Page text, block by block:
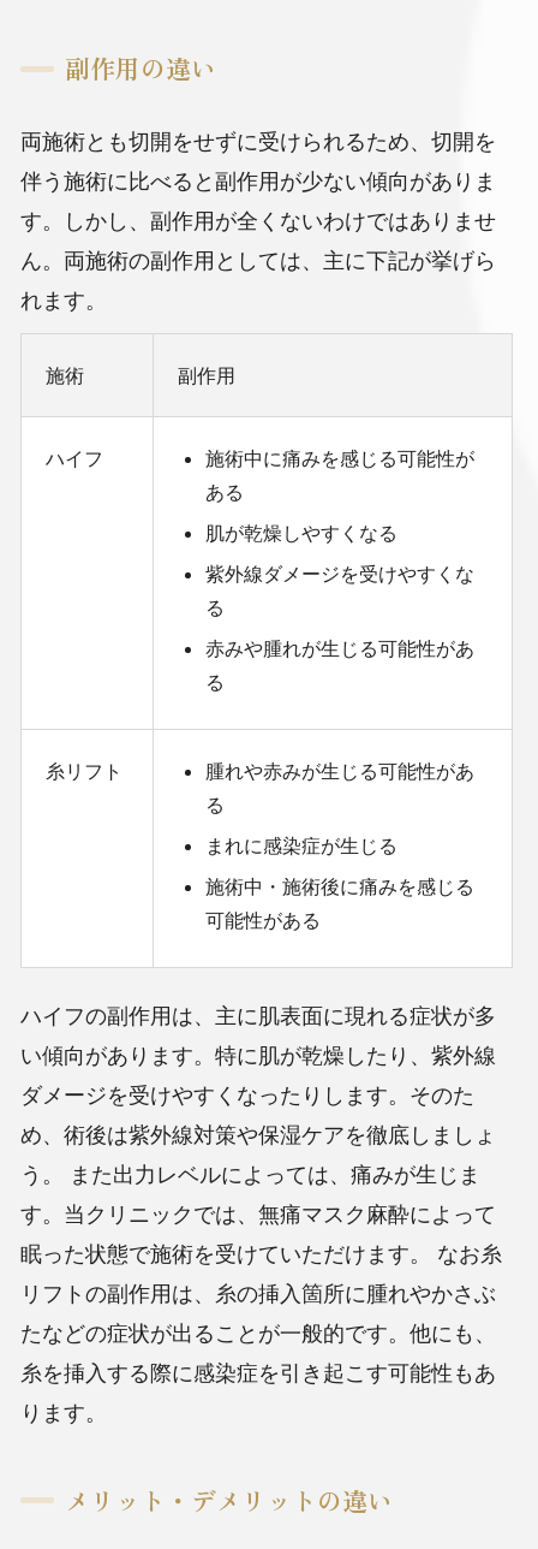
副作用の違い
両施術とも切開をせずに受けられるため、切開を
伴う施術に比べると副作用が少ない傾向がありま
す。しかし、副作用が全くないわけではありませ
ん。両施術の副作用としては、主に下記が挙げら
れます。
施術 副作用
ハイフ
施術中に痛みを感じる可能性が
ある
肌が乾燥しやすくなる
紫外線ダメージを受けやすくな
る
赤みや腫れが生じる可能性があ
る
糸リフト
腫れや赤みが生じる可能性があ
る
まれに感染症が生じる
施術中・施術後に痛みを感じる
可能性がある
ハイフの副作用は、主に肌表面に現れる症状が多
い傾向があります。特に肌が乾燥したり、紫外線
ダメージを受けやすくなったりします。そのた
め、術後は紫外線対策や保湿ケアを徹底しましょ
う。
また出力レベルによっては、痛みが生じま
す。当クリニックでは、無痛マスク麻酔によって
眠った状態で施術を受けていただけます。
なお糸
リフトの副作用は、糸の挿入箇所に腫れやかさぶ
たなどの症状が出ることが一般的です。他にも、
糸を挿入する際に感染症を引き起こす可能性もあ
ります。
メリット・デメリットの違い